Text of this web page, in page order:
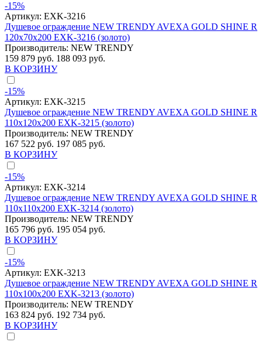
-15%
Артикул: EXK-3216
Душевое ограждение NEW TRENDY AVEXA GOLD SHINE R
120x70x200 EXK-3216 (золото)
Производитель: NEW TRENDY
159 879 руб. 188 093 руб.
В КОРЗИНУ
-15%
Артикул: EXK-3215
Душевое ограждение NEW TRENDY AVEXA GOLD SHINE R
110x120x200 EXK-3215 (золото)
Производитель: NEW TRENDY
167 522 руб. 197 085 руб.
В КОРЗИНУ
-15%
Артикул: EXK-3214
Душевое ограждение NEW TRENDY AVEXA GOLD SHINE R
110x110x200 EXK-3214 (золото)
Производитель: NEW TRENDY
165 796 руб. 195 054 руб.
В КОРЗИНУ
-15%
Артикул: EXK-3213
Душевое ограждение NEW TRENDY AVEXA GOLD SHINE R
110x100x200 EXK-3213 (золото)
Производитель: NEW TRENDY
163 824 руб. 192 734 руб.
В КОРЗИНУ